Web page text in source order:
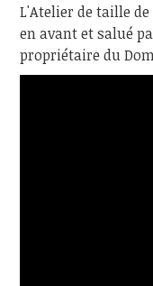
L'Atelier de taille
en avant et salué
propriétaire du